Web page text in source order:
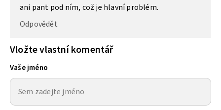
ani pant pod ním, což je hlavní problém.
Odpovědět
Vložte vlastní komentář
Vaše jméno